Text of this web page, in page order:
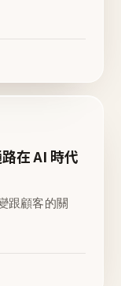
在 AI 時代
跟顧客的關